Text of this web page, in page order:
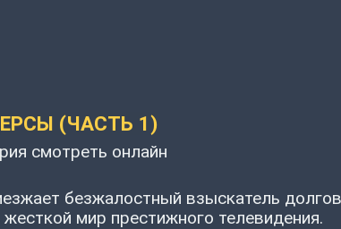
(ЧАСТЬ 1)
смотреть онлайн
безжалостный взыскатель
мир престижного телевидения.